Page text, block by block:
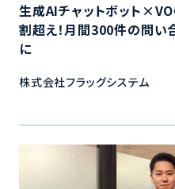
生成AIチャットボット
割超え！月間300件の問
に
株式会社フラッグシステム